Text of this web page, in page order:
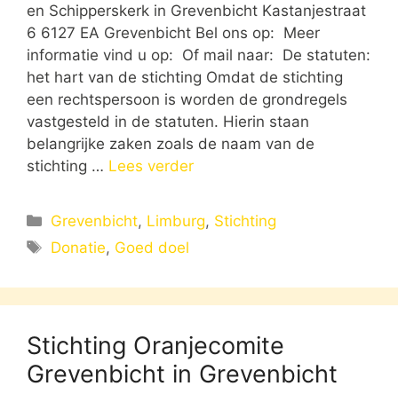
en Schipperskerk in Grevenbicht Kastanjestraat
6 6127 EA Grevenbicht Bel ons op: Meer
informatie vind u op: Of mail naar: De statuten:
het hart van de stichting Omdat de stichting
een rechtspersoon is worden de grondregels
vastgesteld in de statuten. Hierin staan
belangrijke zaken zoals de naam van de
stichting … Lees verder
Categorieën
Grevenbicht, Limburg, Stichting
Tags
Donatie, Goed doel
Stichting Oranjecomite
Grevenbicht in Grevenbicht